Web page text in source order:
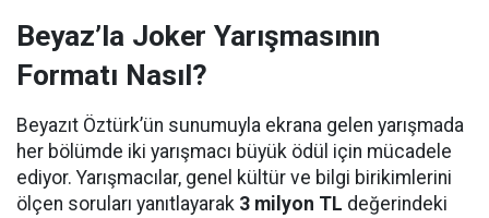
Beyaz’la Joker Yarışmasının
Formatı Nasıl?
Beyazıt Öztürk’ün sunumuyla ekrana gelen yarışmada
her bölümde iki yarışmacı büyük ödül için mücadele
ediyor. Yarışmacılar, genel kültür ve bilgi birikimlerini
ölçen soruları yanıtlayarak 3 milyon TL değerindeki